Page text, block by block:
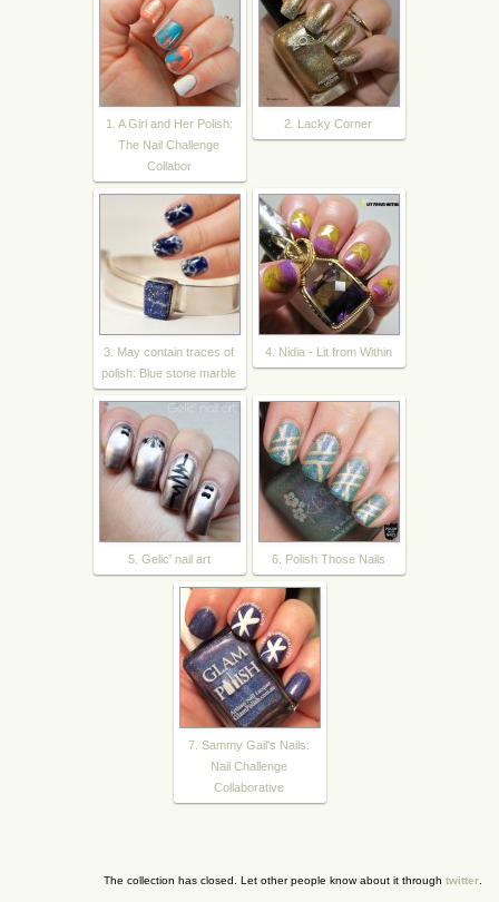
1. A Girl and Her Polish:
The Nail Challenge
Collabor
2. Lacky Corner
3. May contain traces of
polish: Blue stone marble
4. Nidia - Lit from Within
5. Gelic' nail art 6. Polish Those Nails
7. Sammy Gail's Nails:
Nail Challenge
Collaborative
The collection has closed. Let other people know about it through twitter